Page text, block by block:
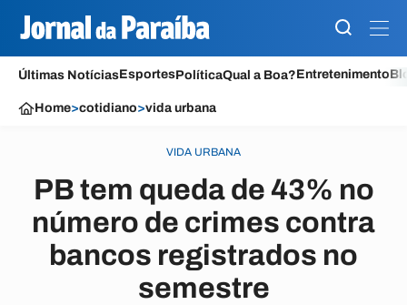
Últimas NotíciasEsportesPolíticaQual a Boa?Entretenimento
Home>cotidiano>vida urbana
VIDA URBANA
PB tem queda de 43% no
número de crimes contra
bancos registrados no
semestre